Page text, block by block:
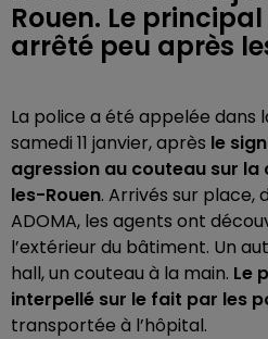
Rouen. Le
arrêté peu après
La police a été appelée dans
samedi 11 janvier, après le
agression au couteau sur la
les-Rouen. Arrivés sur place,
ADOMA, les agents ont
l’extérieur du bâtiment. Un
hall, un couteau à la main. Le
interpellé sur le fait par les
transportée à l’hôpital.